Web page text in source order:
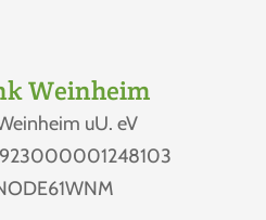
Weinheim
uU. eV